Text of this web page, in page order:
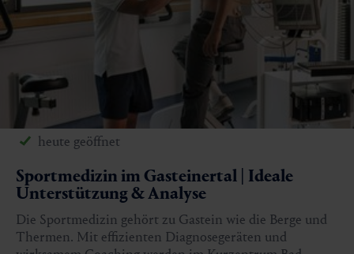
Sportmedizin im Gasteinertal | Ideale
Unterstützung & Analyse
heute geöffnet
Die Sportmedizin gehört zu Gastein wie die Berge und
Thermen. Mit effizienten Diagnosegeräten und